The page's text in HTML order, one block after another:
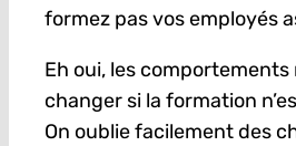
formez pas vos employés
Eh oui, les
changer si la formation
On oublie facilement des